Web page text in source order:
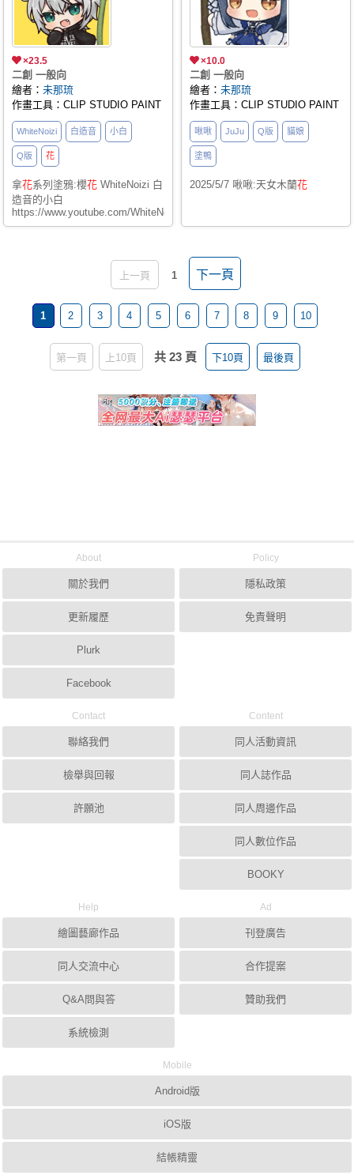
×23.5
二創 一般向
繪者：未那琉
作畫工具：CLIP STUDIO PAINT
WhiteNoizi 白造音 小白
Q版 花
拿花系列塗鴉:櫻花 WhiteNoizi 白
造音的小白
https://www.youtube.com/WhiteNoizi
×10.0
二創 一般向
繪者： 未那琉
作畫工具：CLIP STUDIO PAINT
啾啾 JuJu Q版 貓娘
塗鴨
2025/5/7 啾啾:天女木蘭花
上一頁 1 下一頁
1 2 3 4 5 6 7 8 9 10
第一頁 上10頁 共 23 頁 下10頁 最後頁
About
關於我們
更新履歷
Plurk
Facebook
Policy
隱私政策
免責聲明
Contact
聯絡我們
檢舉與回報
許願池
Content
同人活動資訊
同人誌作品
同人周邊作品
同人數位作品
BOOKY
Help
繪圖藝廊作品
同人交流中心
Q&A問與答
系統檢測
Ad
刊登廣告
合作提案
贊助我們
Mobile
Android版
iOS版
結帳精靈